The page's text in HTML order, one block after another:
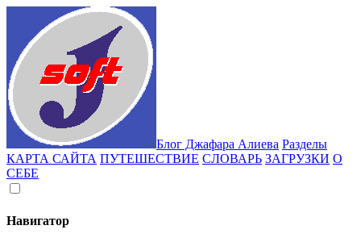
Блог Джафара Алиева Разделы
КАРТА САЙТА ПУТЕШЕСТВИЕ СЛОВАРЬ ЗАГРУЗКИ О
СЕБЕ
Навигатор